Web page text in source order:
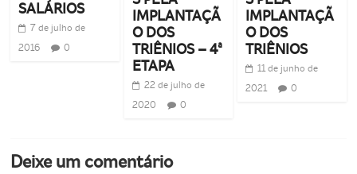
SALÁRIOS
7 de julho de
2016
0
IMPLANTAÇÃ
O DOS
TRIÊNIOS – 4ª
ETAPA
22 de julho de
2020
0
IMPLANTAÇÃ
O DOS
TRIÊNIOS
11 de junho de
2021
0
Deixe um comentário